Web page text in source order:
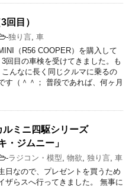
回目）
-独り言 車
（R56 COOPER）を購入して
回目の車検を受けてきました。も
こんなに長く同じクルマに乗るの
す（＾＾； 普段であれば、何ヶ月
ルミニ四駆シリーズ
・ジムニー」
-ラジコン・模型 物欲 独り言 車
日なので、プレゼントを買うため
ザらスへ行ってきました。 無事に